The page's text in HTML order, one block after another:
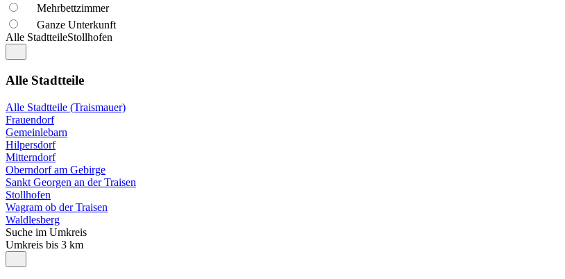
Mehrbettzimmer
Ganze Unterkunft
Alle StadtteileStollhofen
Alle Stadtteile
Alle Stadtteile (Traismauer)
Frauendorf
Gemeinlebarn
Hilpersdorf
Mitterndorf
Oberndorf am Gebirge
Sankt Georgen an der Traisen
Stollhofen
Wagram ob der Traisen
Waldlesberg
Suche im Umkreis
Umkreis bis 3 km